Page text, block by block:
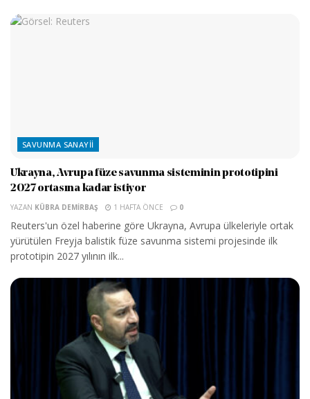
SAVUNMA SANAYII
Ukrayna, Avrupa füze savunma sisteminin prototipini
2027 ortasına kadar istiyor
YAZAN KÜBRA DEMIRBAŞ 1 HAFTA ÖNCE 0
Reuters'un özel haberine göre Ukrayna, Avrupa ülkeleriyle ortak
yürütülen Freyja balistik füze savunma sistemi projesinde ilk
prototipin 2027 yılının ilk...